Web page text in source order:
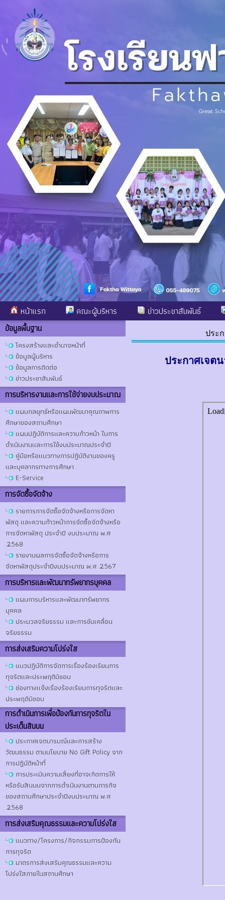
หน้าแรก คณะผู้บริหาร ข่าวประชาสัมพันธ์
ข้อมูลพื้นฐาน
โครงสร้างและอำนาจหน้าที่
ข้อมูลผู้บริหาร
ข้อมูลการติดต่อ
ข่าวประชาสัมพันธ์
การบริหารงานและการใช้จ่ายงบประมาณ
แผนกลยุทธ์หรือแผนพัฒนาคุณภาพการ
ศึกษาของสถานศึกษา
แผนปฏิบัติการและความก้าวหน้า ในการ
ดำเนินงานและการใช้งบประมาณประจำปี
คู่มือหรือแนวทางการปฏิบัติงานของครู
และบุคลากรทางการศึกษา
E-Service
การจัดซื้อจัดจ้าง
รายการการจัดซื้อจัดจ้างหรือการจัดหา
พัสดุ และความก้าวหน้าการจัดซื้อจัดจ้างหรือ
การจัดหาพัสดุ ประจำปี งบประมาณ พ.ศ
.2568
รายงานผลการจัดซื้อจัดจ้างหรือการ
จัดหาพัสดุประจำปีงบประมาณ พ.ศ .2567
การบริหารและพัฒนาทรัพยากรบุคคล
แผนการบริหารและพัฒนาทรัพยากร
บุคคล
ประมวลจริยธรรม และการขับเคลื่อน
จริยธรรม
การส่งเสริมความโปร่งใส
แนวปฏิบัติการจัดการเรื่องร้องเรียนการ
ทุจริตและประพฤติมิชอบ
ช่องทางแจ้งเรื่องร้องเรียนการทุจริตและ
ประพฤติมิชอบ
การดําเนินการเพื่อป้องกันการทุจริตใน
ประเด็นสินบน
ประกาศเจตนารมณ์และการสร้าง
วัฒนธรรม ตามนโยบาย No Gift Policy จาก
การปฏิบัติหน้าที่
การประเมินความเสี่ยงที่อาจเกิดการให้
หรือรับสินบนจากการดำเนินงานตามภารกิจ
ของสถานศึกษาประจำปีงบประมาณ พ.ศ
.2568
การส่งเสริมคุณธรรมและความโปร่งใส
แนวทาง/โครงการ/กิจกรรมการป้องกัน
การทุจริต
มาตรการส่งเสริมคุณธรรมและความ
โปร่งใสภายในสถานศึกษา
ประ
ประกาศเจต